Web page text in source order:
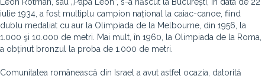
iulie 1934, a fost multiplu campion național la caiac-canoe, fiind
dublu medaliat cu aur la Olimpiada de la Melbourne, din 1956, la
1.000 şi 10.000 de metri. Mai mult, în 1960, la Olimpiada de la Roma,
a obținut bronzul la proba de 1.000 de metri.
Comunitatea românească din Israel a avut astfel ocazia, datorită